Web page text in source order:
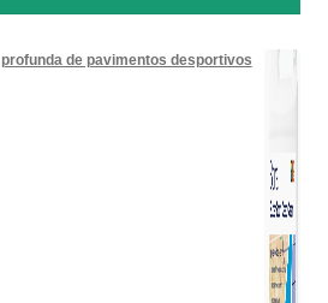
de pavimentos desportivos